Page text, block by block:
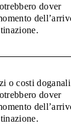
dover
o costi doganali
dover